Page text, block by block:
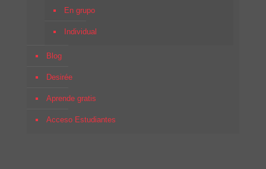
En grupo
Individual
Blog
Desirée
Aprende gratis
Acceso Estudiantes